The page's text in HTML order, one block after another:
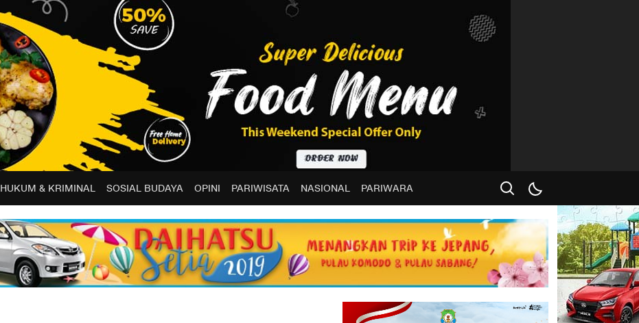
HUKUM & KRIMINAL SOSIAL BUDAYA OPINI PARIWISATA NASIONAL PARIWARA